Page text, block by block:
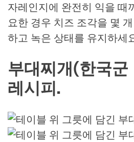
자레인지에 완전히 익을 때
요한 경우 치즈 조각을 몇
하고 녹은 상태를 유지하세
부대찌개(한국
레시피.